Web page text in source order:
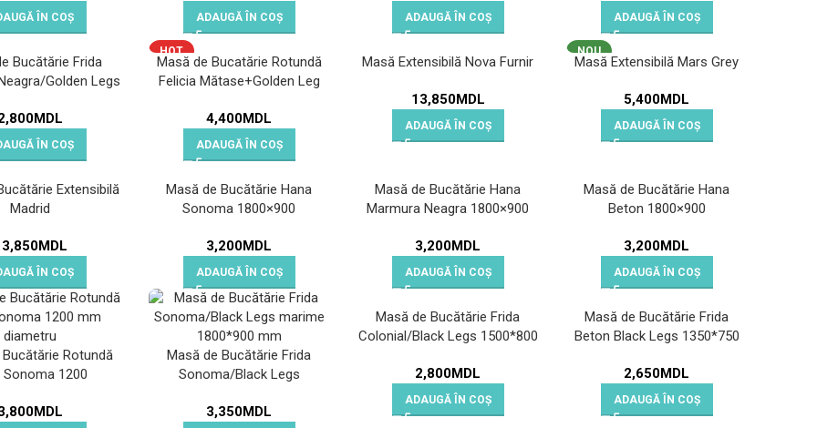
ÎN COȘ ADAUGĂ ÎN COȘ ADAUGĂ ÎN COȘ ADAUGĂ ÎN COȘ
Bucătărie Frida
Golden Legs
MDL
ÎN COȘ
HOT
Masă de Bucatărie Rotundă
Felicia Mătase+Golden Leg
4,400MDL
ADAUGĂ ÎN COȘ
Masă Extensibilă Nova Furnir
13,850MDL
ADAUGĂ ÎN COȘ
NOU
Masă Extensibilă Mars Grey
5,400MDL
ADAUGĂ ÎN COȘ
Extensibilă
Madrid
MDL
ÎN COȘ
Masă de Bucătărie Hana
Sonoma 1800×900
3,200MDL
ADAUGĂ ÎN COȘ
Masă de Bucătărie Hana
Marmura Neagra 1800×900
3,200MDL
ADAUGĂ ÎN COȘ
Masă de Bucătărie Hana
Beton 1800×900
3,200MDL
ADAUGĂ ÎN COȘ
Rotundă
Sonoma 1200
MDL
Masă de Bucătărie Frida
Sonoma/Black Legs
3,350MDL
Masă de Bucătărie Frida
Colonial/Black Legs 1500*800
2,800MDL
ADAUGĂ ÎN COȘ
Masă de Bucătărie Frida
Beton Black Legs 1350*750
2,650MDL
ADAUGĂ ÎN COȘ